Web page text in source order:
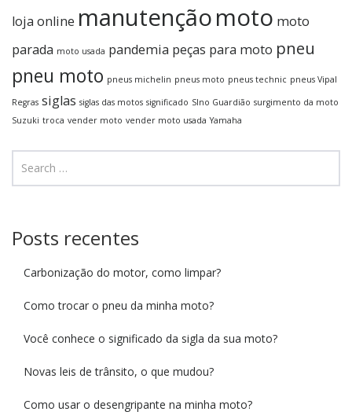
loja online manutençãomoto moto
parada moto usada pandemia peças para moto pneu
pneu moto pneus michelin pneus moto pneus technic pneus Vipal
Regras siglas siglas das motos significado SIno Guardião surgimento da moto
Suzuki troca vender moto vender moto usada Yamaha
Posts recentes
Carbonização do motor, como limpar?
Como trocar o pneu da minha moto?
Você conhece o significado da sigla da sua moto?
Novas leis de trânsito, o que mudou?
Como usar o desengripante na minha moto?